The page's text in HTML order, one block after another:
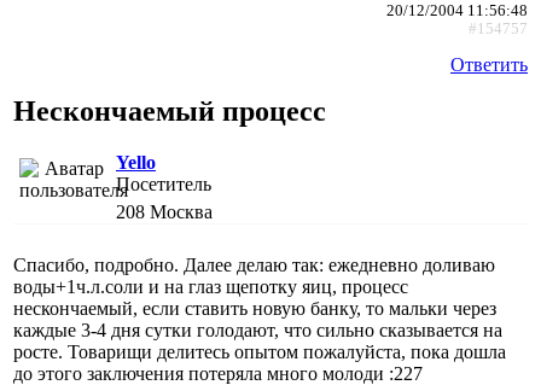
20/12/2004 11:56:48
#154757
Ответить
Нескончаемый процесс
Yello
Посетитель
208 Москва
Спасибо, подробно. Далее делаю так: ежедневно доливаю
воды+1ч.л.соли и на глаз щепотку яиц, процесс
нескончаемый, если ставить новую банку, то мальки через
каждые 3-4 дня сутки голодают, что сильно сказывается на
росте. Товарищи делитесь опытом пожалуйста, пока дошла
до этого заключения потеряла много молоди :227